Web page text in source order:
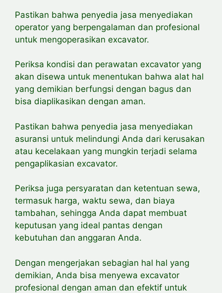
Pastikan bahwa penyedia jasa menyediakan
operator yang berpengalaman dan profesional
untuk mengoperasikan excavator.
Periksa kondisi dan perawatan excavator yang
akan disewa untuk menentukan bahwa alat hal
yang demikian berfungsi dengan bagus dan
bisa diaplikasikan dengan aman.
Pastikan bahwa penyedia jasa menyediakan
asuransi untuk melindungi Anda dari kerusakan
atau kecelakaan yang mungkin terjadi selama
pengaplikasian excavator.
Periksa juga persyaratan dan ketentuan sewa,
termasuk harga, waktu sewa, dan biaya
tambahan, sehingga Anda dapat membuat
keputusan yang ideal pantas dengan
kebutuhan dan anggaran Anda.
Dengan mengerjakan sebagian hal hal yang
demikian, Anda bisa menyewa excavator
profesional dengan aman dan efektif untuk